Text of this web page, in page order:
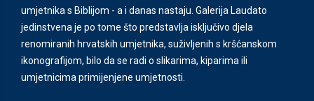
umjetnika s Biblijom - a i danas nastaju. Galerija Laudato
jedinstvena je po tome što predstavlja isključivo djela
renomiranih hrvatskih umjetnika, suživljenih s kršćanskom
ikonografijom, bilo da se radi o slikarima, kiparima ili
umjetnicima primijenjene umjetnosti.